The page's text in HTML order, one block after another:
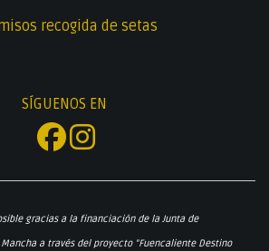
recogida de setas
SÍGUENOS EN
gracias a la financiación de la Junta de
a través del proyecto "Fuencaliente Destino